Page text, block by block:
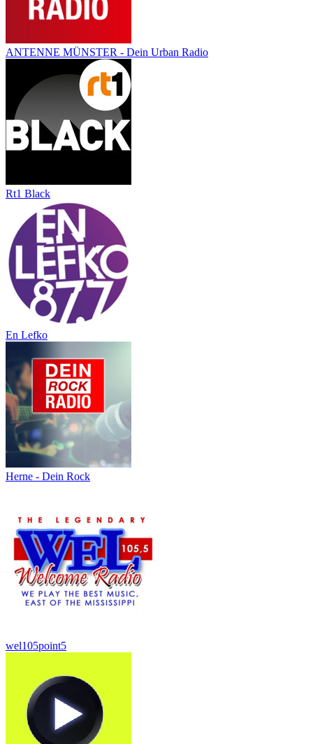
ANTENNE MÜNSTER - Dein Urban Radio
Rt1 Black
En Lefko
Herne - Dein Rock
wel105point5